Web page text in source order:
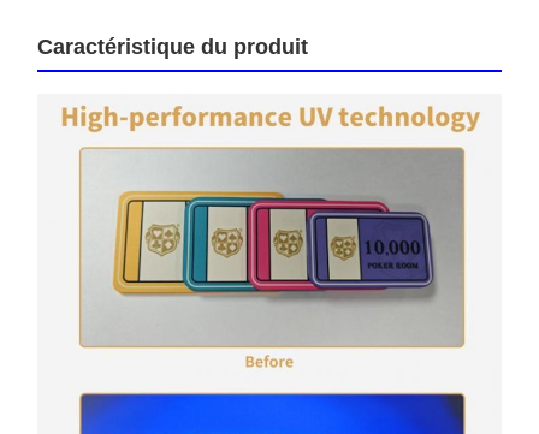
Caractéristique du produit